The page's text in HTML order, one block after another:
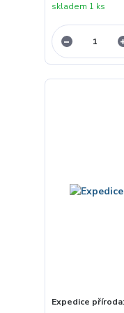
skladem 1 ks
Expedice